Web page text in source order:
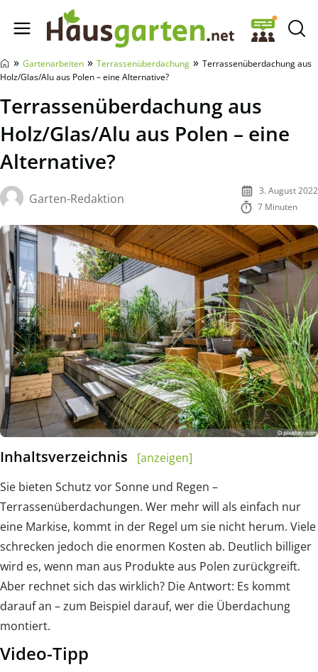
Hausgarten.net
» Gartenarbeiten » Terrassenüberdachung » Terrassenüberdachung aus
Holz/Glas/Alu aus Polen – eine Alternative?
Terrassenüberdachung aus
Holz/Glas/Alu aus Polen – eine
Alternative?
Garten-Redaktion
3. August 2022
7 Minuten
Inhaltsverzeichnis
[anzeigen]
Sie bieten Schutz vor Sonne und Regen –
Terrassenüberdachungen. Wer mehr will als einfach nur
eine Markise, kommt in der Regel um sie nicht herum. Viele
schrecken jedoch die enormen Kosten ab. Deutlich billiger
wird es, wenn man aus Produkte aus Polen zurückgreift.
Aber rechnet sich das wirklich? Die Antwort: Es kommt
darauf an – zum Beispiel darauf, wer die Überdachung
montiert.
Video-Tipp